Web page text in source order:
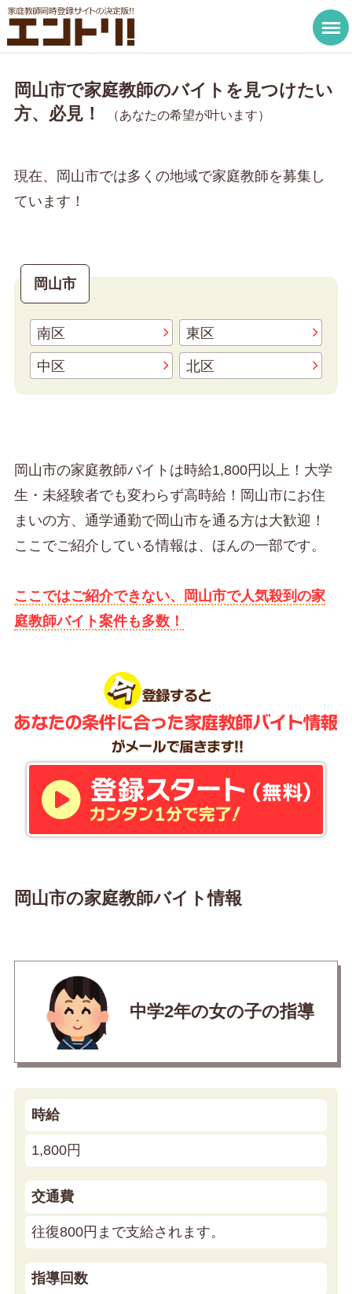
岡山市で家庭教師のバイトを見つけたい
方、必見！
（あなたの希望が叶います）
現在、岡山市では多くの地域で家庭教師を募集し
ています！
岡山市
南区 東区
中区 北区
岡山市の家庭教師バイトは時給1,800円以上！大学
生・未経験者でも変わらず高時給！岡山市にお住
まいの方、通学通勤で岡山市を通る方は大歓迎！
ここでご紹介している情報は、ほんの一部です。
ここではご紹介できない、岡山市で人気殺到の家
庭教師バイト案件も多数！
岡山市の家庭教師バイト情報
中学2年の女の子の指導
時給
1,800円
交通費
往復800円まで支給されます。
指導回数